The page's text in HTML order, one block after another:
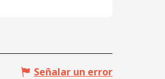
Señalar un error